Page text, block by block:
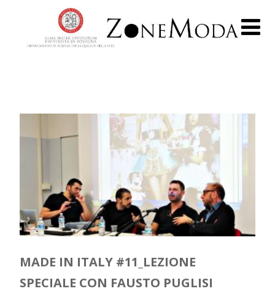
MADE IN ITALY #11_LEZIONE
SPECIALE CON FAUSTO PUGLISI